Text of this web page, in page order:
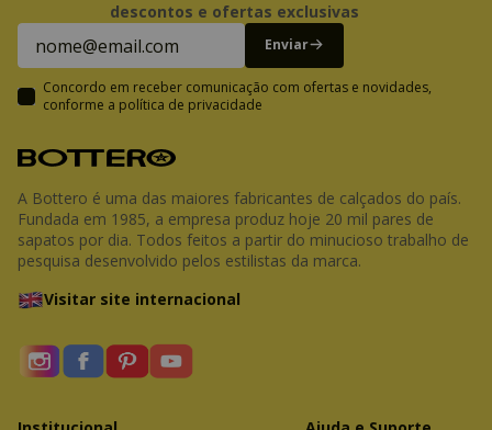
descontos e ofertas exclusivas
Enviar
Concordo em receber comunicação com ofertas e novidades,
conforme a política de privacidade
A Bottero é uma das maiores fabricantes de calçados do país.
Fundada em 1985, a empresa produz hoje 20 mil pares de
sapatos por dia. Todos feitos a partir do minucioso trabalho de
pesquisa desenvolvido pelos estilistas da marca.
Visitar site internacional